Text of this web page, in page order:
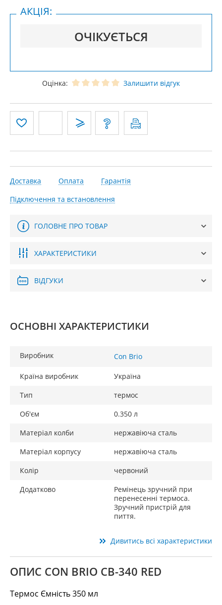
ОЧІКУЄТЬСЯ
АКЦІЯ:
Оцінка: Залишити відгук
Доставка Оплата
Гарантія
Підключення та встановлення
ГОЛОВНЕ ПРО ТОВАР
ХАРАКТЕРИСТИКИ
ВІДГУКИ
ОСНОВНІ ХАРАКТЕРИСТИКИ
Виробник Con Brio
Країна виробник
Україна
Тип
термос
Об'єм
0.350 л
Матеріал колби
нержавіюча сталь
Матеріал корпусу
нержавіюча сталь
Колір
червоний
Додатково
Ремінець зручний при
перенесенні термоса.
Зручний пристрій для
пиття.
Дивитись всі характеристики
ОПИС CON BRIO CB-340 RED
Термос Ємність 350 мл